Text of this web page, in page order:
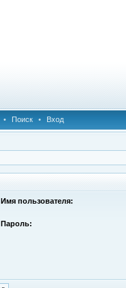
• Поиск • Вход
Имя пользователя:
Пароль: